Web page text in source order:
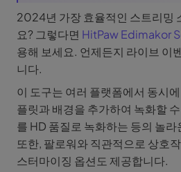
2024년 가장 효율적인 스트리밍
요? 그렇다면 HitPaw Edimakor
용해 보세요. 언제든지 라이브 이
니다.
이 도구는 여러 플랫폼에서 동시
플릿과 배경을 추가하여 녹화할
를 HD 품질로 녹화하는 등의 놀
또한, 팔로워와 직관적으로 상호
스터마이징 옵션도 제공합니다.